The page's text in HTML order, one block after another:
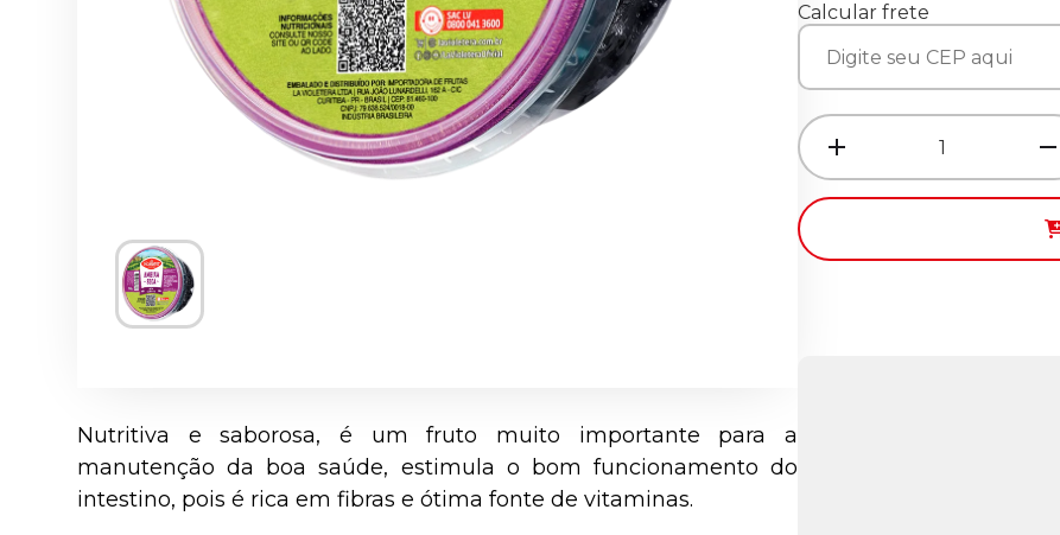
Nutritiva e saborosa, é um fruto muito importante para a
manutenção da boa saúde, estimula o bom funcionamento do
intestino, pois é rica em fibras e ótima fonte de vitaminas.
Calcular frete